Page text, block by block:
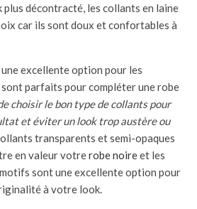
décontracté, les collants en laine
car ils sont doux et confortables à
excellente option pour les
parfaits pour compléter une robe
choisir le bon type de collants pour
et éviter un look trop austère ou
transparents et semi-opaques
en valeur votrerobe noireet les
sont une excellente option pour
à votre look.